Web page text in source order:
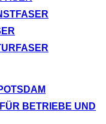
BETRIEBE UND